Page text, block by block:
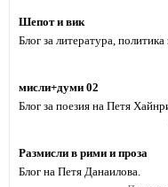
Шепот и вик
Блог за литература,
мисли+думи 02
Блог за поезия на Петя
Размисли в рими и проза
Блог на Петя Данаилова.